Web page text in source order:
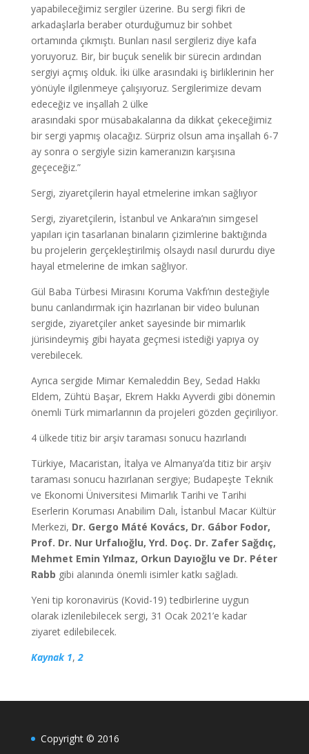
yapabileceğimiz sergiler üzerine. Bu sergi fikri de
arkadaşlarla beraber oturduğumuz bir sohbet
ortamında çıkmıştı. Bunları nasıl sergileriz diye kafa
yoruyoruz. Bir, bir buçuk senelik bir sürecin ardından
sergiyi açmış olduk. İki ülke arasındaki iş birliklerinin her
yönüyle ilgilenmeye çalışıyoruz. Sergilerimize devam
edeceğiz ve inşallah 2 ülke
arasındaki spor müsabakalarına da dikkat çekeceğimiz
bir sergi yapmış olacağız. Sürpriz olsun ama inşallah 6-7
ay sonra o sergiyle sizin kameranızın karşısına
geçeceğiz.”
Sergi, ziyaretçilerin hayal etmelerine imkan sağlıyor
Sergi, ziyaretçilerin, İstanbul ve Ankara’nın simgesel
yapıları için tasarlanan binaların çizimlerine baktığında
bu projelerin gerçekleştirilmiş olsaydı nasıl dururdu diye
hayal etmelerine de imkan sağlıyor.
Gül Baba Türbesi Mirasını Koruma Vakfı’nın desteğiyle
bunu canlandırmak için hazırlanan bir video bulunan
sergide, ziyaretçiler anket sayesinde bir mimarlık
jürisindeymiş gibi hayata geçmesi istediği yapıya oy
verebilecek.
Ayrıca sergide Mimar Kemaleddin Bey, Sedad Hakkı
Eldem, Zühtü Başar, Ekrem Hakkı Ayverdi gibi dönemin
önemli Türk mimarlarının da projeleri gözden geçiriliyor.
4 ülkede titiz bir arşiv taraması sonucu hazırlandı
Türkiye, Macaristan, İtalya ve Almanya’da titiz bir arşiv
taraması sonucu hazırlanan sergiye; Budapeşte Teknik
ve Ekonomi Üniversitesi Mimarlık Tarihi ve Tarihi
Eserlerin Koruması Anabilim Dalı, İstanbul Macar Kültür
Merkezi, Dr. Gergo Máté Kovács, Dr. Gábor Fodor,
Prof. Dr. Nur Urfalıoğlu, Yrd. Doç. Dr. Zafer Sağdıç,
Mehmet Emin Yılmaz, Orkun Dayıoğlu ve Dr. Péter
Rabb gibi alanında önemli isimler katkı sağladı.
Yeni tip koronavirüs (Kovid-19) tedbirlerine uygun
olarak izlenilebilecek sergi, 31 Ocak 2021’e kadar
ziyaret edilebilecek.
Kaynak 1, 2
Copyright © 2016